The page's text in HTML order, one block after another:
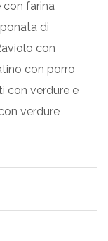
farina
di
con
con porro
con verdure e
verdure